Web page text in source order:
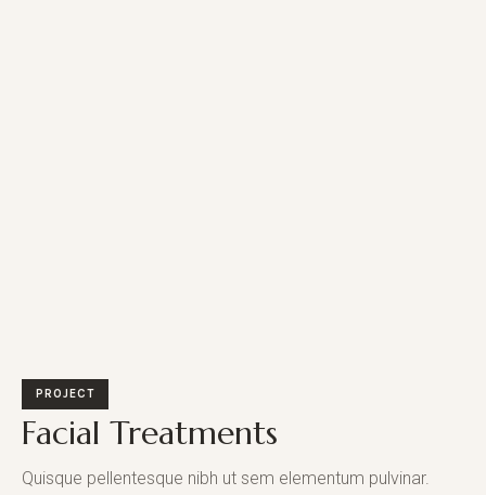
PROJECT
Facial Treatments
Quisque pellentesque nibh ut sem elementum pulvinar.